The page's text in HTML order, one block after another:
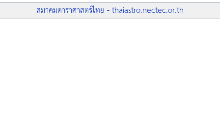
สมาคมดาราศาสตร์ไทย - thaiastro.nectec.or.th